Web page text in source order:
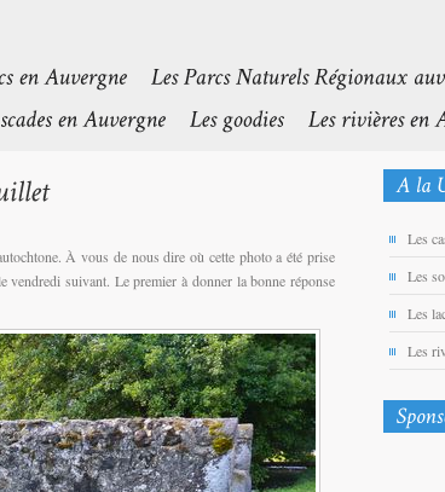
À vous de nous dire où cette photo a été prise
vendredi suivant. Le premier à donner la bonne réponse
Les
Les
Les
Les